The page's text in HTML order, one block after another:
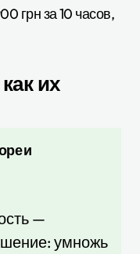
грн за 10 часов,
их
—
умножь